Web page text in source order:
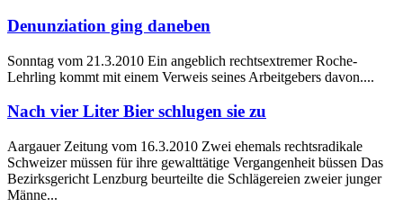
Denunziation ging daneben
Sonntag vom 21.3.2010 Ein angeblich rechtsextremer Roche-
Lehrling kommt mit einem Verweis seines Arbeitgebers davon....
Nach vier Liter Bier schlugen sie zu
Aargauer Zeitung vom 16.3.2010 Zwei ehemals rechtsradikale
Schweizer müssen für ihre gewalttätige Vergangenheit büssen Das
Bezirksgericht Lenzburg beurteilte die Schlägereien zweier junger
Männe...